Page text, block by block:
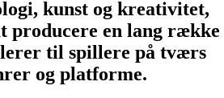
kunst og kreativitet,
producere en lang række
til spillere på tværs
og platforme.